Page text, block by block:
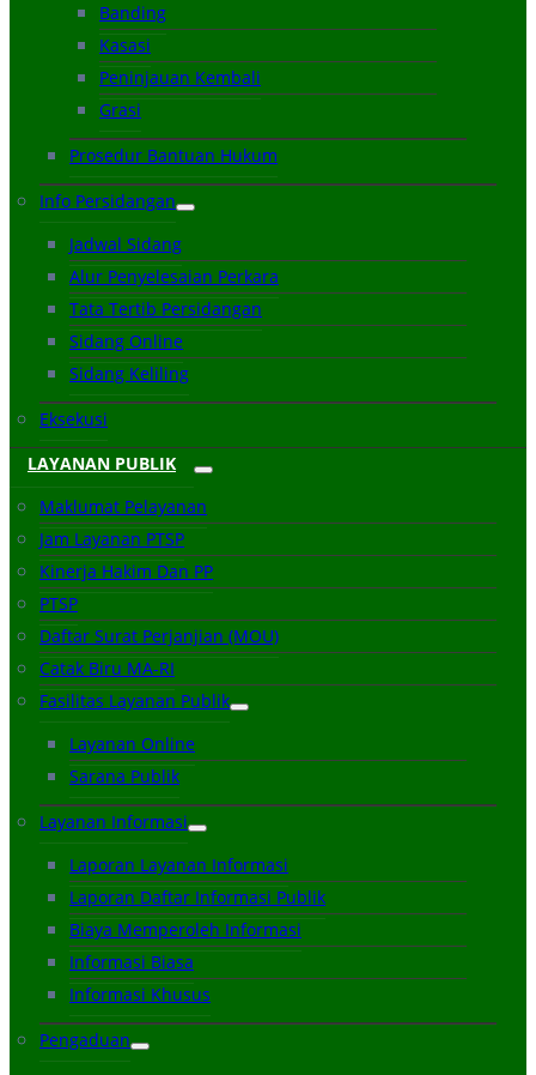
Banding
Kasasi
Peninjauan Kembali
Grasi
Prosedur Bantuan Hukum
Info Persidangan
Jadwal Sidang
Alur Penyelesaian Perkara
Tata Tertib Persidangan
Sidang Online
Sidang Keliling
Eksekusi
LAYANAN PUBLIK
Maklumat Pelayanan
Jam Layanan PTSP
Kinerja Hakim Dan PP
PTSP
Daftar Surat Perjanjian (MOU)
Catak Biru MA-RI
Fasilitas Layanan Publik
Layanan Online
Sarana Publik
Layanan Informasi
Laporan Layanan Informasi
Laporan Daftar Informasi Publik
Biaya Memperoleh Informasi
Informasi Biasa
Informasi Khusus
Pengaduan